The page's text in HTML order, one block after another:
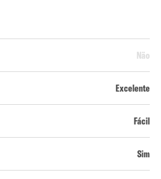
Não
Excelente
Fácil
Sim